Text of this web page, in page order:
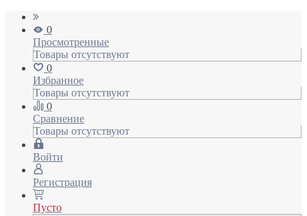
0
Просмотренные
Товары отсутствуют
0
Избранное
Товары отсутствуют
0
Сравнение
Товары отсутствуют
Войти
Регистрация
Пусто